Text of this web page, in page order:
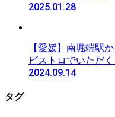
2025.01.28
【愛媛】南堀端駅
ビストロでいただ
2024.09.14
タグ